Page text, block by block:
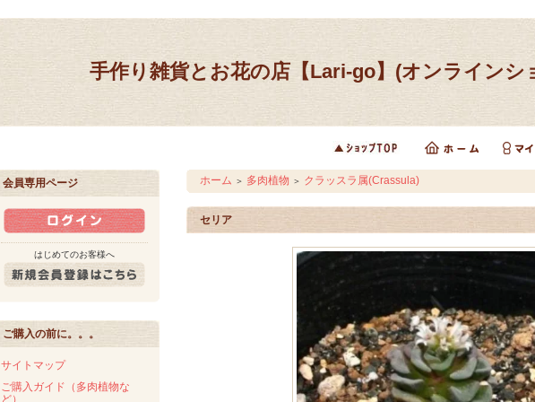
手作り雑貨とお花の店【Lari-go】(オンラインシ
会員専用ページ
はじめてのお客様へ
ご購入の前に。。。
サイトマップ
ご購入ガイド（多肉植物な
ど）
ホーム ＞ 多肉植物 ＞ クラッスラ属(Crassula)
セリア